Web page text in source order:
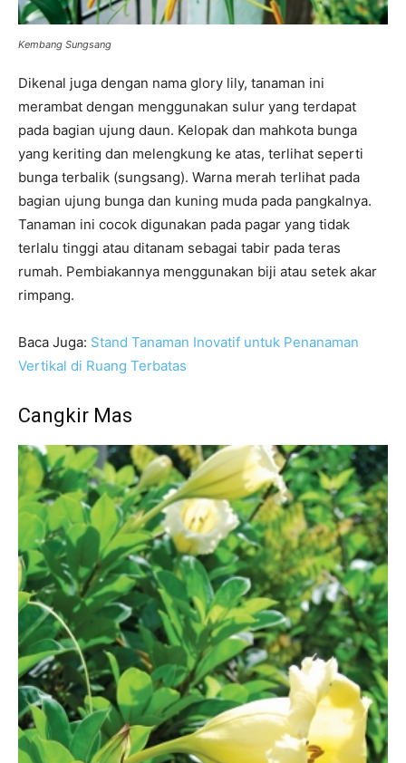
Kembang Sungsang
Dikenal juga dengan nama glory lily, tanaman ini
merambat dengan menggunakan sulur yang terdapat
pada bagian ujung daun. Kelopak dan mahkota bunga
yang keriting dan melengkung ke atas, terlihat seperti
bunga terbalik (sungsang). Warna merah terlihat pada
bagian ujung bunga dan kuning muda pada pangkalnya.
Tanaman ini cocok digunakan pada pagar yang tidak
terlalu tinggi atau ditanam sebagai tabir pada teras
rumah. Pembiakannya menggunakan biji atau setek akar
rimpang.
Baca Juga: Stand Tanaman Inovatif untuk Penanaman
Vertikal di Ruang Terbatas
Cangkir Mas